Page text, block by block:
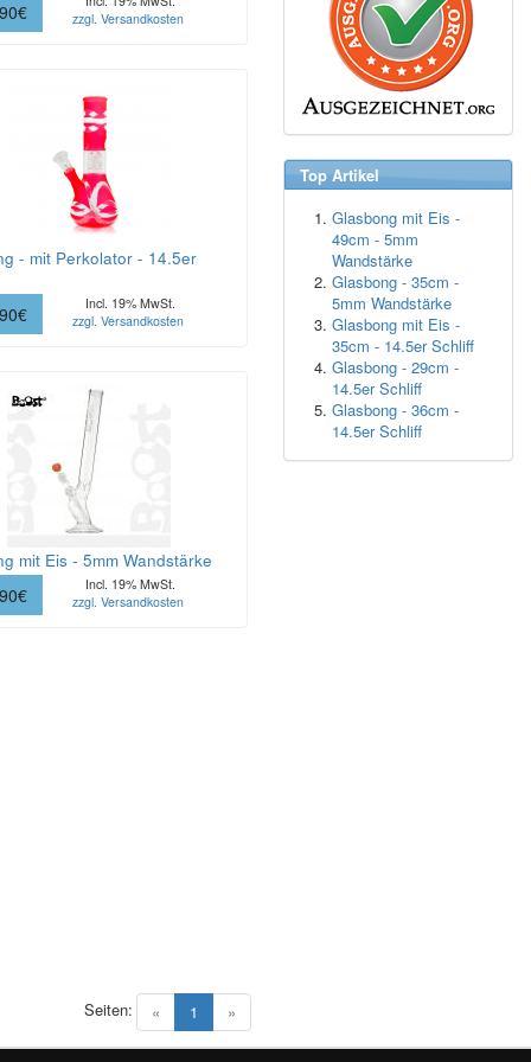
zzgl. Versandkosten
- mit Perkolator - 14.5er
Incl. 19% MwSt.
zzgl. Versandkosten
mit Eis - 5mm Wandstärke
Incl. 19% MwSt.
zzgl. Versandkosten
« 1 (current)
»
Seiten:
Top Artikel
Glasbong mit Eis -
49cm - 5mm
Wandstärke
Glasbong - 35cm -
5mm Wandstärke
Glasbong mit Eis -
35cm - 14.5er Schliff
Glasbong - 29cm -
14.5er Schliff
Glasbong - 36cm -
14.5er Schliff